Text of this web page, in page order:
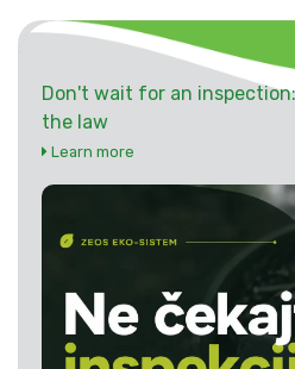
Don't wait for an
the law
Learn more